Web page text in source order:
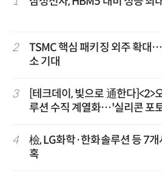
2
TSMC 핵심 패키징 외주 확대
소 기대
3
[테크데이, 빛으로 通한다]<2>
루션 수직 계열화…'실리콘 포
4
檢, LG화학·한화솔루션 등 7
혹